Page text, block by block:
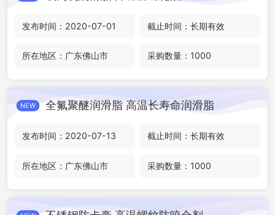
发布时间：2020-07-01 截止时间：长期有效
所在地区：广东佛山市 采购数量：1000
NEW 全氟聚醚润滑脂 高温长寿命润滑脂
发布时间：2020-07-13 截止时间：长期有效
所在地区：广东佛山市 采购数量：1000